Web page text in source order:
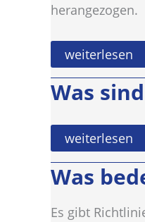
herangezogen.
Was
bedeutet
w/m
(weight/
weiterlesen
Was
Was
sind
die
gängigsten
weiterlesen
Was
Es gibt